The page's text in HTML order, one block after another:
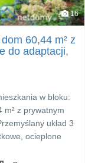
16
60,44 m² z
do adaptacji,
w bloku:
m² z prywatnym
układ 3
ocieplone